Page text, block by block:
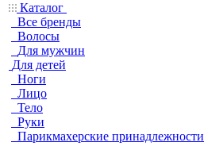
Каталог
Все бренды
Волосы
Для мужчин
Для детей
Ноги
Лицо
Тело
Руки
Парикмахерские принадлежности